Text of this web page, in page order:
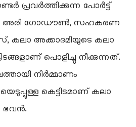
പ്രവർത്തിക്കുന്ന പോർട്ട്
അരി ഗോഡൗൺ, സഹകരണ
അക്കാദമിയുടെ കലാ
പൊളിച്ചു നീക്കുന്നത്.
നിർമ്മാണം
കെട്ടിടമാണ് കലാ
ഭവൻ.